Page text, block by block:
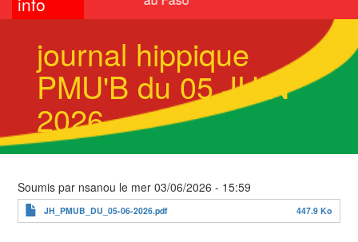
journal hippique
PMU'B du 05 JUIN
2026
Soumis par nsanou le mer 03/06/2026 - 15:59
JH_PMUB_DU_05-06-2026.pdf 447.9 Ko